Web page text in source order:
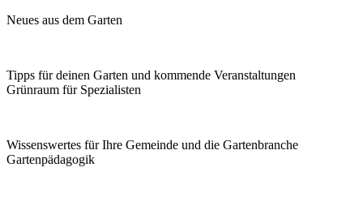
Neues aus dem Garten
Tipps für deinen Garten und kommende Veranstaltungen
Grünraum für Spezialisten
Wissenswertes für Ihre Gemeinde und die Gartenbranche
Garten­pädagogik